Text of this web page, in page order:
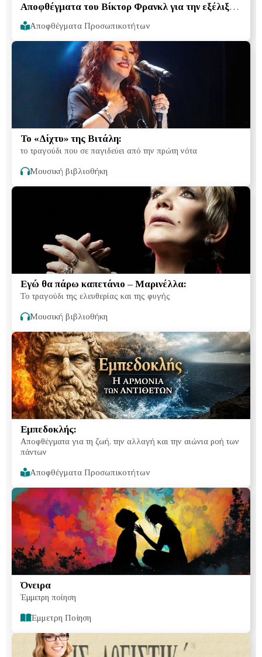
Αποφθέγματα του Βίκτορ Φρανκλ για την εξέλιξη
και την ελευθερία
Αποφθέγματα Προσωπικοτήτων
Το «Δίχτυ» της Βιτάλη:
το τραγούδι που σε παγιδεύει από την πρώτη νότα
Μουσική βιβλιοθήκη
Εγώ θα πάρω καπετάνιο – Μαρινέλλα:
Το τραγούδι της ελευθερίας και της φυγής
Μουσική βιβλιοθήκη
Εμπεδοκλής:
Αποφθέγματα για τη ζωή, την αλλαγή και την αιώνια ροή των
πάντων
Αποφθέγματα Προσωπικοτήτων
Όνειρα
Έμμετρη ποίηση
Έμμετρη Ποίηση